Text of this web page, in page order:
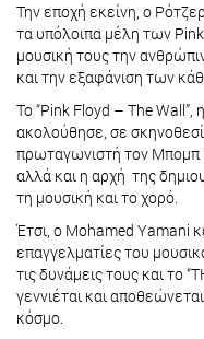
Την εποχή εκείνη, ο
τα υπόλοιπα μέλη των
μουσική τους την
και την εξαφάνιση των
Το “Pink Floyd – The Wall”,
ακολούθησε, σε
πρωταγωνιστή τον Μπομπ
αλλά και η αρχή της
τη μουσική και το χορό.
Έτσι, ο Mohamed Yamani
επαγγελματίες του
τις δυνάμεις τους και το
γεννιέται και
κόσμο.